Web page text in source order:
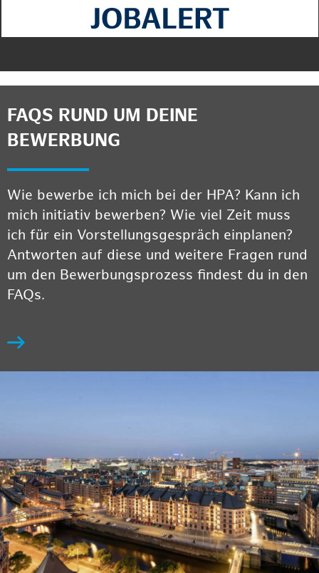
FAQS RUND UM DEINE
BEWERBUNG
Wie bewerbe ich mich bei der HPA? Kann ich
mich initiativ bewerben? Wie viel Zeit muss
ich für ein Vorstellungsgespräch einplanen?
Antworten auf diese und weitere Fragen rund
um den Bewerbungsprozess findest du in den
FAQs.